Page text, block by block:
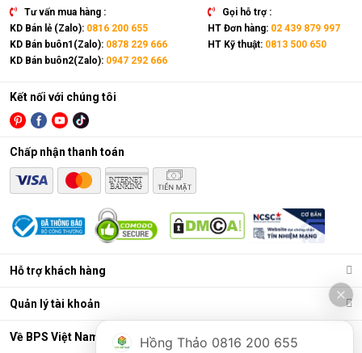
Điều hòa di động là gì?
Các chức năng chính của máy bao gồm: Làm lạnh, quạt gió,
hút ẩm và lọc khí. Bên cạnh đó, dòng sản phẩm này còn được
trang bị thêm khá nhiều tính năng và tiện ích đi kèm như: Hẹn
giờ, khóa trẻ em, remote, kết nối wifi,...
Ưu điểm vượt trội của điều hòa di động
Tư vấn mua hàng :
KD Bán lẻ (Zalo): 0816 200 655
KD Bán buôn1(Zalo): 0878 229 666
KD Bán buôn2(Zalo): 0947 292 666
Gọi hỗ trợ :
HT Đơn hàng: 02 439 879 997
HT Kỹ thuật: 0813 500 650
Hỗ trợ khách hàng
Quản lý tài khoản
Về BPS Việt Nam
Kết nối với chúng tôi
Chấp nhận thanh toán
Hồng Thảo 0816 200 655